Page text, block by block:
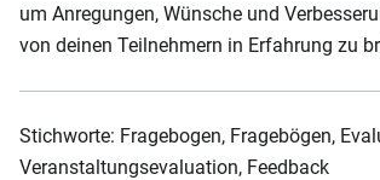
um Anregungen, Wünsche und
von deinen Teilnehmern in Erfahrung zu
Stichworte: Fragebogen, Fragebögen,
Veranstaltungsevaluation, Feedback